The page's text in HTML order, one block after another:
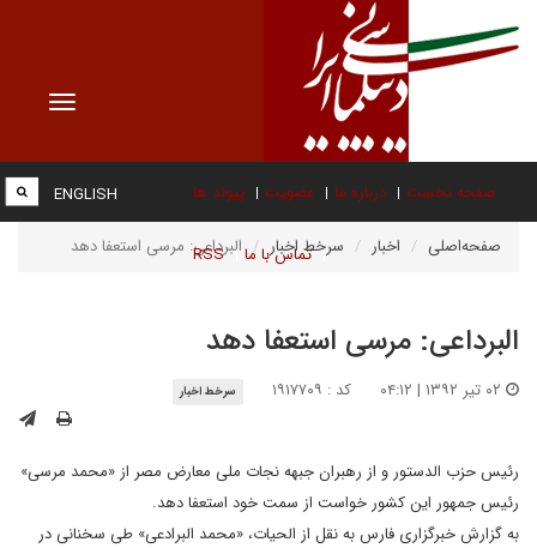
Toggle
صفحه نخست درباره ما عضویت پیوند ها
تماس با ما RSS
ENGLISH
صفحه‌اصلی اخبار سرخط اخبار البرداعی: مرسی استعفا دهد
البرداعی: مرسی استعفا دهد
کد : ۱۹۱۷۷۰۹ سرخط اخبار
رئیس حزب الدستور و از رهبران جبهه نجات ملی معارض مصر از «محمد مرسی»
رئیس جمهور این کشور خواست از سمت خود استعفا دهد.
به گزارش خبرگزاری فارس به نقل از الحیات، «محمد البرادعی» طی سخنانی در